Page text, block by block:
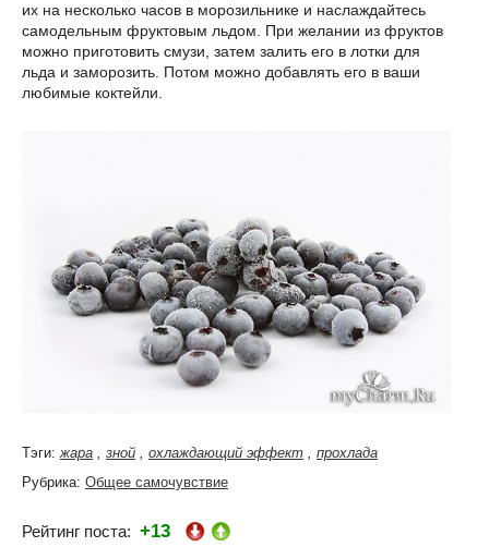
их на несколько часов в морозильнике и наслаждайтесь
самодельным фруктовым льдом. При желании из фруктов
можно приготовить смузи, затем залить его в лотки для
льда и заморозить. Потом можно добавлять его в ваши
любимые коктейли.
Тэги:жара , зной , охлаждающий эффект , прохлада
Рубрика: Общее самочувствие
Рейтинг поста: +13